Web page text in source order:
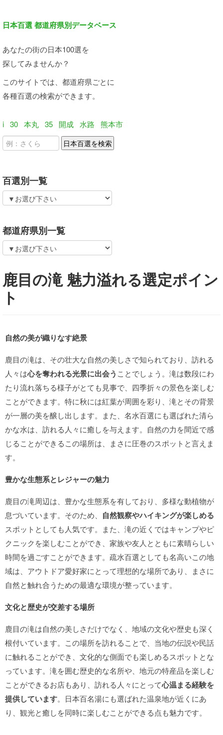
日本百選 都道府県別データベース
あなたの街の日本100選を
探してみませんか？
このサイトでは、都道府県ごとに
各種百選の検索ができます。
i 30 本丸 35 開成 水路 熊本市
百選別一覧
都道府県別一覧
鹿目の滝 魅力溢れる選定ポイン
ト
自然の美が織りなす絶景
鹿目の滝は、その壮大な自然の美しさで知られており、訪れる
人々は心を奪われる光景に出会う ことでしょう。滝は数段にわ
たり流れ落ちる様子がとても見事で、四季折々の景色を楽しむ
ことができます。特に秋には紅葉が周囲を彩り、滝とその背景
が一層の美を醸し出します。また、名水百選にも選ばれた清ら
かな水は、訪れる人々に癒しを与えます。自然の力を間近で感
じることができるこの場所は、まさに圧巻のスポットと言えま
す。
豊かな生態系とレジャーの魅力
鹿目の滝周辺は、豊かな生態系を有しており、多様な動植物が
息づいています。そのため、 自然観察やハイキングが楽しめる
スポットとしても人気です。また、滝の近くではキャンプやピ
クニックを楽しむことができ、家族や友人とともに素晴らしい
時間を過ごすことができます。疏水百選としても名高いこの地
域は、アウトドア愛好家にとって理想的な場所であり、まさに
自然と触れ合うための最適な環境が整っています。
文化と歴史が交差する場所
鹿目の滝は自然の美しさだけでなく、地域の文化や歴史も深く
根付いています。この場所を訪れることで、当地の伝説や民話
に触れることができ、文化的な側面でも楽しめるスポットとな
っています。滝を囲む歴史的な名所や、地元の特産品を楽しむ
ことができるお店もあり、訪れる人々にとって心温まる経験を
提供しています。日本百名湯にも選ばれた温泉地が近くにあ
り、観光と癒しを同時に楽しむことができる点も魅力です。